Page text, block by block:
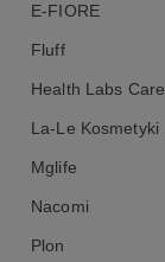
Skład
twarzy
Potassium
Kernelate, Palm
Benzyl Alcohol,
E-FIORE
Fluff
Health Labs Care
La-Le Kosmetyki
Mglife
Nacomi
Plon